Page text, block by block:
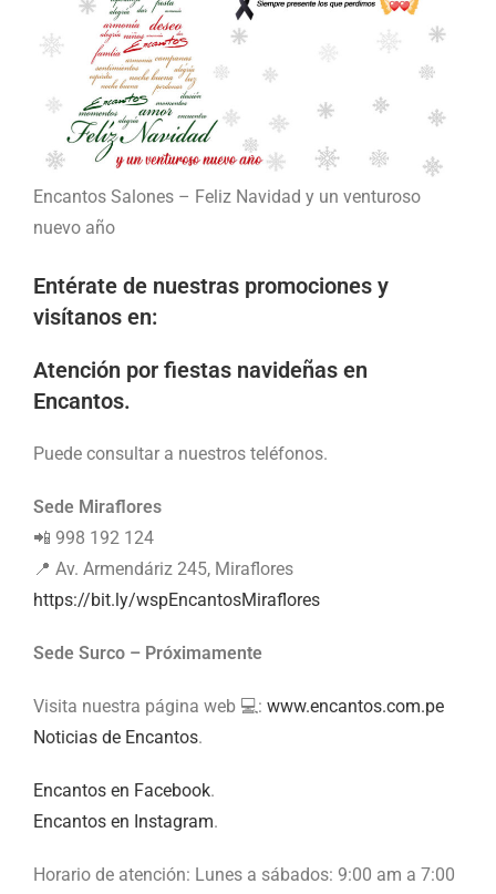
Encantos Salones – Feliz Navidad y un venturoso
nuevo año
Entérate de nuestras promociones y
visítanos en:
Atención por fiestas navideñas en
Encantos.
Puede consultar a nuestros teléfonos.
Sede Miraflores
📲 998 192 124
📍 Av. Armendáriz 245, Miraflores
https://bit.ly/wspEncantosMiraflores
Sede Surco – Próximamente
Visita nuestra página web 💻: www.encantos.com.pe
Noticias de Encantos.
Encantos en Facebook.
Encantos en Instagram.
Horario de atención: Lunes a sábados: 9:00 am a 7:00